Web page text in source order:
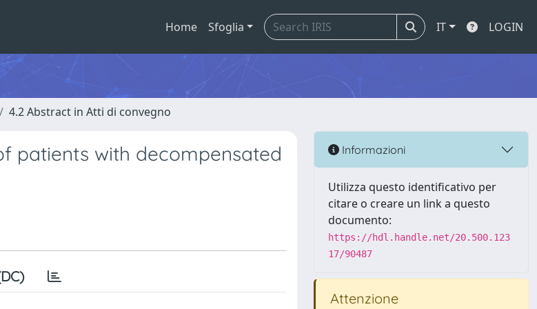
Home Sfoglia IT LOGIN
4.2 Abstract in Atti di convegno
patients with decompensated
Informazioni
Utilizza questo identificativo per
citare o creare un link a questo
documento:
https://hdl.handle.net/20.500.123
17/90487
Attenzione